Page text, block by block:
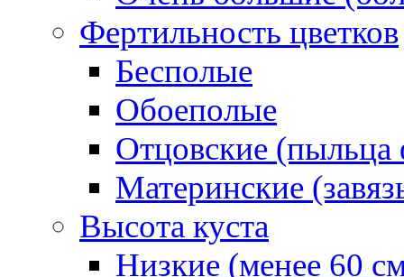
Фертильность цветков
Бесполые
Обоеполые
Отцовские (пыльца
Материнские
Высота куста
Низкие (менее 60